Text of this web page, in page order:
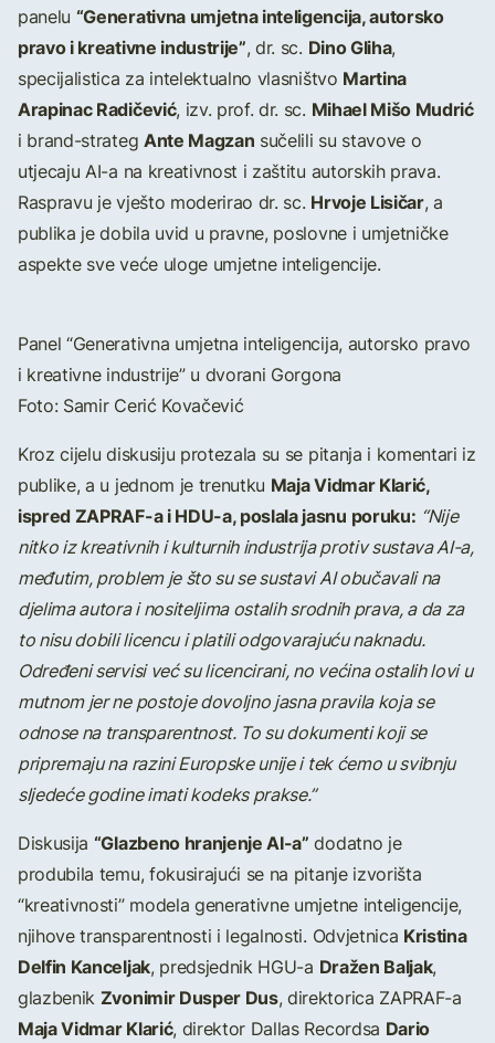
panelu “Generativna umjetna inteligencija, autorsko
pravo i kreativne industrije”, dr. sc. Dino Gliha,
specijalistica za intelektualno vlasništvo Martina
Arapinac Radičević, izv. prof. dr. sc. Mihael Mišo Mudrić
i brand-strateg Ante Magzan sučelili su stavove o
utjecaju AI-a na kreativnost i zaštitu autorskih prava.
Raspravu je vješto moderirao dr. sc. Hrvoje Lisičar, a
publika je dobila uvid u pravne, poslovne i umjetničke
aspekte sve veće uloge umjetne inteligencije.
Panel “Generativna umjetna inteligencija, autorsko pravo
i kreativne industrije” u dvorani Gorgona
Foto: Samir Cerić Kovačević
Kroz cijelu diskusiju protezala su se pitanja i komentari iz
publike, a u jednom je trenutku Maja Vidmar Klarić,
ispred ZAPRAF-a i HDU-a, poslala jasnu poruku: “Nije
nitko iz kreativnih i kulturnih industrija protiv sustava AI-a,
međutim, problem je što su se sustavi AI obučavali na
djelima autora i nositeljima ostalih srodnih prava, a da za
to nisu dobili licencu i platili odgovarajuću naknadu.
Određeni servisi već su licencirani, no većina ostalih lovi u
mutnom jer ne postoje dovoljno jasna pravila koja se
odnose na transparentnost. To su dokumenti koji se
pripremaju na razini Europske unije i tek ćemo u svibnju
sljedeće godine imati kodeks prakse.”
Diskusija “Glazbeno hranjenje AI-a” dodatno je
produbila temu, fokusirajući se na pitanje izvorišta
“kreativnosti” modela generativne umjetne inteligencije,
njihove transparentnosti i legalnosti. Odvjetnica Kristina
Delfin Kanceljak, predsjednik HGU-a Dražen Baljak,
glazbenik Zvonimir Dusper Dus, direktorica ZAPRAF-a
Maja Vidmar Klarić, direktor Dallas Recordsa Dario